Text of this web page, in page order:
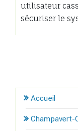
utilisateur
sécuriser le
Accueil
Champavert-